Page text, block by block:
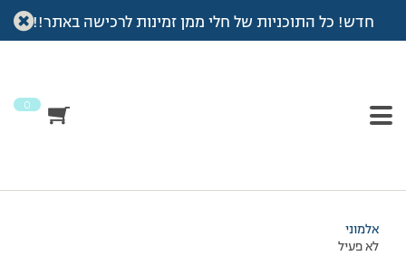
חדש! כל התוכניות של חלי ממן זמינות לרכישה באתר!!
0
עמוד הבית >דיונים>פורום >רישום יומי :))
מוצגות 2 תגובות – 1 עד 2 (מתוך 2 סה״כ)
אלמוני
לא פעיל